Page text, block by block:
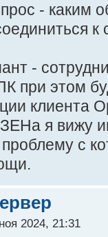
- каким
к
-
при этом
клиента
я вижу
с
2024, 21:31